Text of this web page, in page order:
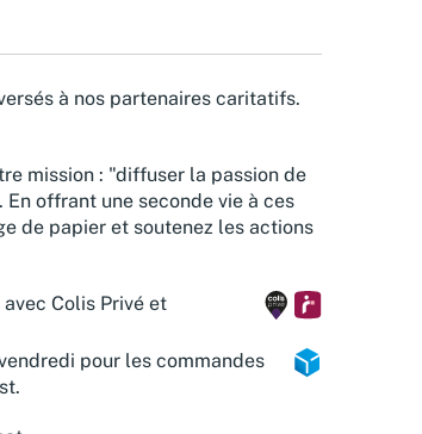
à nos partenaires caritatifs.
mission : "diffuser la passion de
offrant une seconde vie à ces
de papier et soutenez les actions
Colis Privé et
pour les commandes